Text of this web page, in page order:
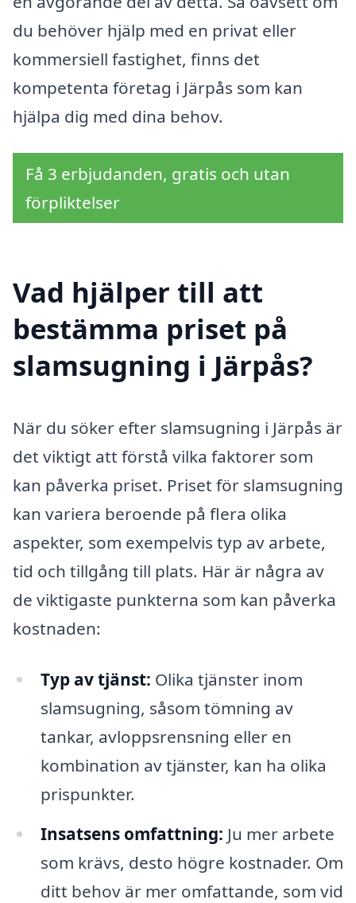
du behöver hjälp med en privat eller
kommersiell fastighet, finns det
kompetenta företag i Järpås som kan
hjälpa dig med dina behov.
Få 3 erbjudanden, gratis och utan
förpliktelser
Vad hjälper till att
bestämma priset på
slamsugning i Järpås?
När du söker efter slamsugning i Järpås är
det viktigt att förstå vilka faktorer som
kan påverka priset. Priset för slamsugning
kan variera beroende på flera olika
aspekter, som exempelvis typ av arbete,
tid och tillgång till plats. Här är några av
de viktigaste punkterna som kan påverka
kostnaden:
Typ av tjänst: Olika tjänster inom
slamsugning, såsom tömning av
tankar, avloppsrensning eller en
kombination av tjänster, kan ha olika
prispunkter.
Insatsens omfattning: Ju mer arbete
som krävs, desto högre kostnader. Om
ditt behov är mer omfattande, som vid